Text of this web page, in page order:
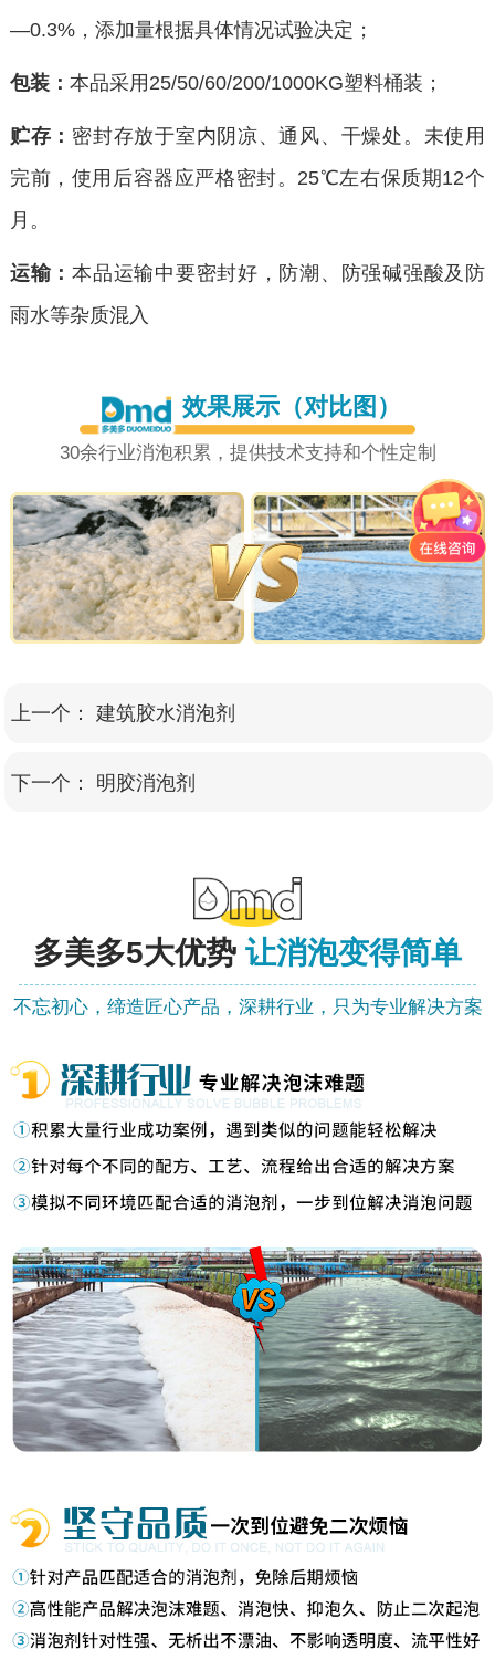
—0.3%，添加量根据具体情况试验决定；
包装： 本品采用25/50/60/200/1000KG塑料桶装；
贮存： 密封存放于室内阴凉、通风、干燥处。未使用
完前，使用后容器应严格密封。25℃左右保质期12个
月。
运输：本品运输中要密封好，防潮、防强碱强酸及防
雨水等杂质混入
效果展示（对比图）
30余行业消泡积累，提供技术支持和个性定制
上一个： 建筑胶水消泡剂
下一个： 明胶消泡剂
多美多5大优势 让消泡变得简单
不忘初心，缔造匠心产品，深耕行业，只为专业解决方案